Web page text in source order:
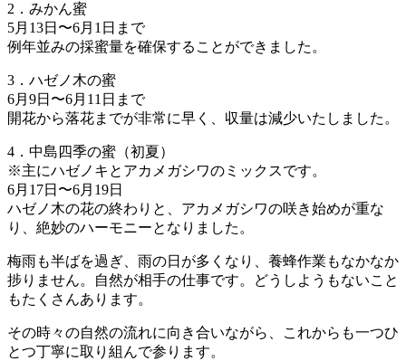
2．みかん蜜
5月13日〜6月1日まで
例年並みの採蜜量を確保することができました。
3．ハゼノ木の蜜
6月9日〜6月11日まで
開花から落花までが非常に早く、収量は減少いたしました。
4．中島四季の蜜（初夏）
※主にハゼノキとアカメガシワのミックスです。
6月17日〜6月19日
ハゼノ木の花の終わりと、アカメガシワの咲き始めが重な
り、絶妙のハーモニーとなりました。
梅雨も半ばを過ぎ、雨の日が多くなり、養蜂作業もなかなか
捗りません。自然が相手の仕事です。どうしようもないこと
もたくさんあります。
その時々の自然の流れに向き合いながら、これからも一つひ
とつ丁寧に取り組んで参ります。